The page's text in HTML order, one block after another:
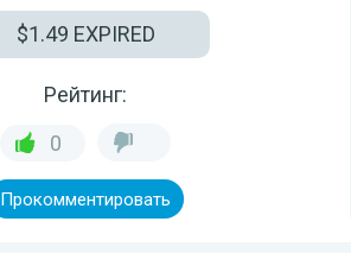
$1.49 EXPIRED
Рейтинг:
0
Прокомментировать